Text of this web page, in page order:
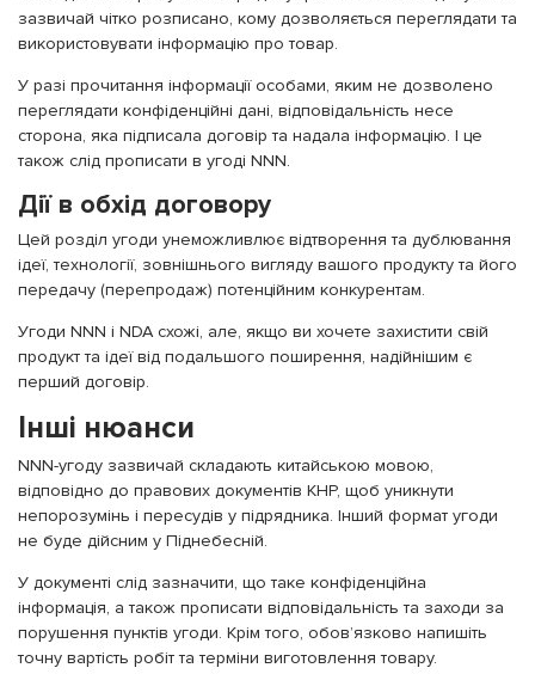
зазвичай чітко розписано, кому дозволяється переглядати та
використовувати інформацію про товар.
У разі прочитання інформації особами, яким не дозволено
переглядати конфіденційні дані, відповідальність несе
сторона, яка підписала договір та надала інформацію. І це
також слід прописати в угоді NNN.
Дії в обхід договору
Цей розділ угоди унеможливлює відтворення та дублювання
ідеї, технології, зовнішнього вигляду вашого продукту та його
передачу (перепродаж) потенційним конкурентам.
Угоди NNN і NDA схожі, але, якщо ви хочете захистити свій
продукт та ідеї від подальшого поширення, надійнішим є
перший договір.
Інші нюанси
NNN-угоду зазвичай складають китайською мовою,
відповідно до правових документів КНР, щоб уникнути
непорозумінь і пересудів у підрядника. Інший формат угоди
не буде дійсним у Піднебесній.
У документі слід зазначити, що таке конфіденційна
інформація, а також прописати відповідальність та заходи за
порушення пунктів угоди. Крім того, обов’язково напишіть
точну вартість робіт та терміни виготовлення товару.